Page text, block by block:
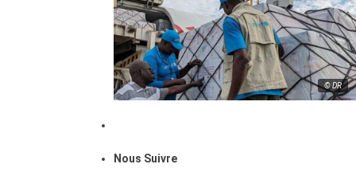
© DR
Nous Suivre